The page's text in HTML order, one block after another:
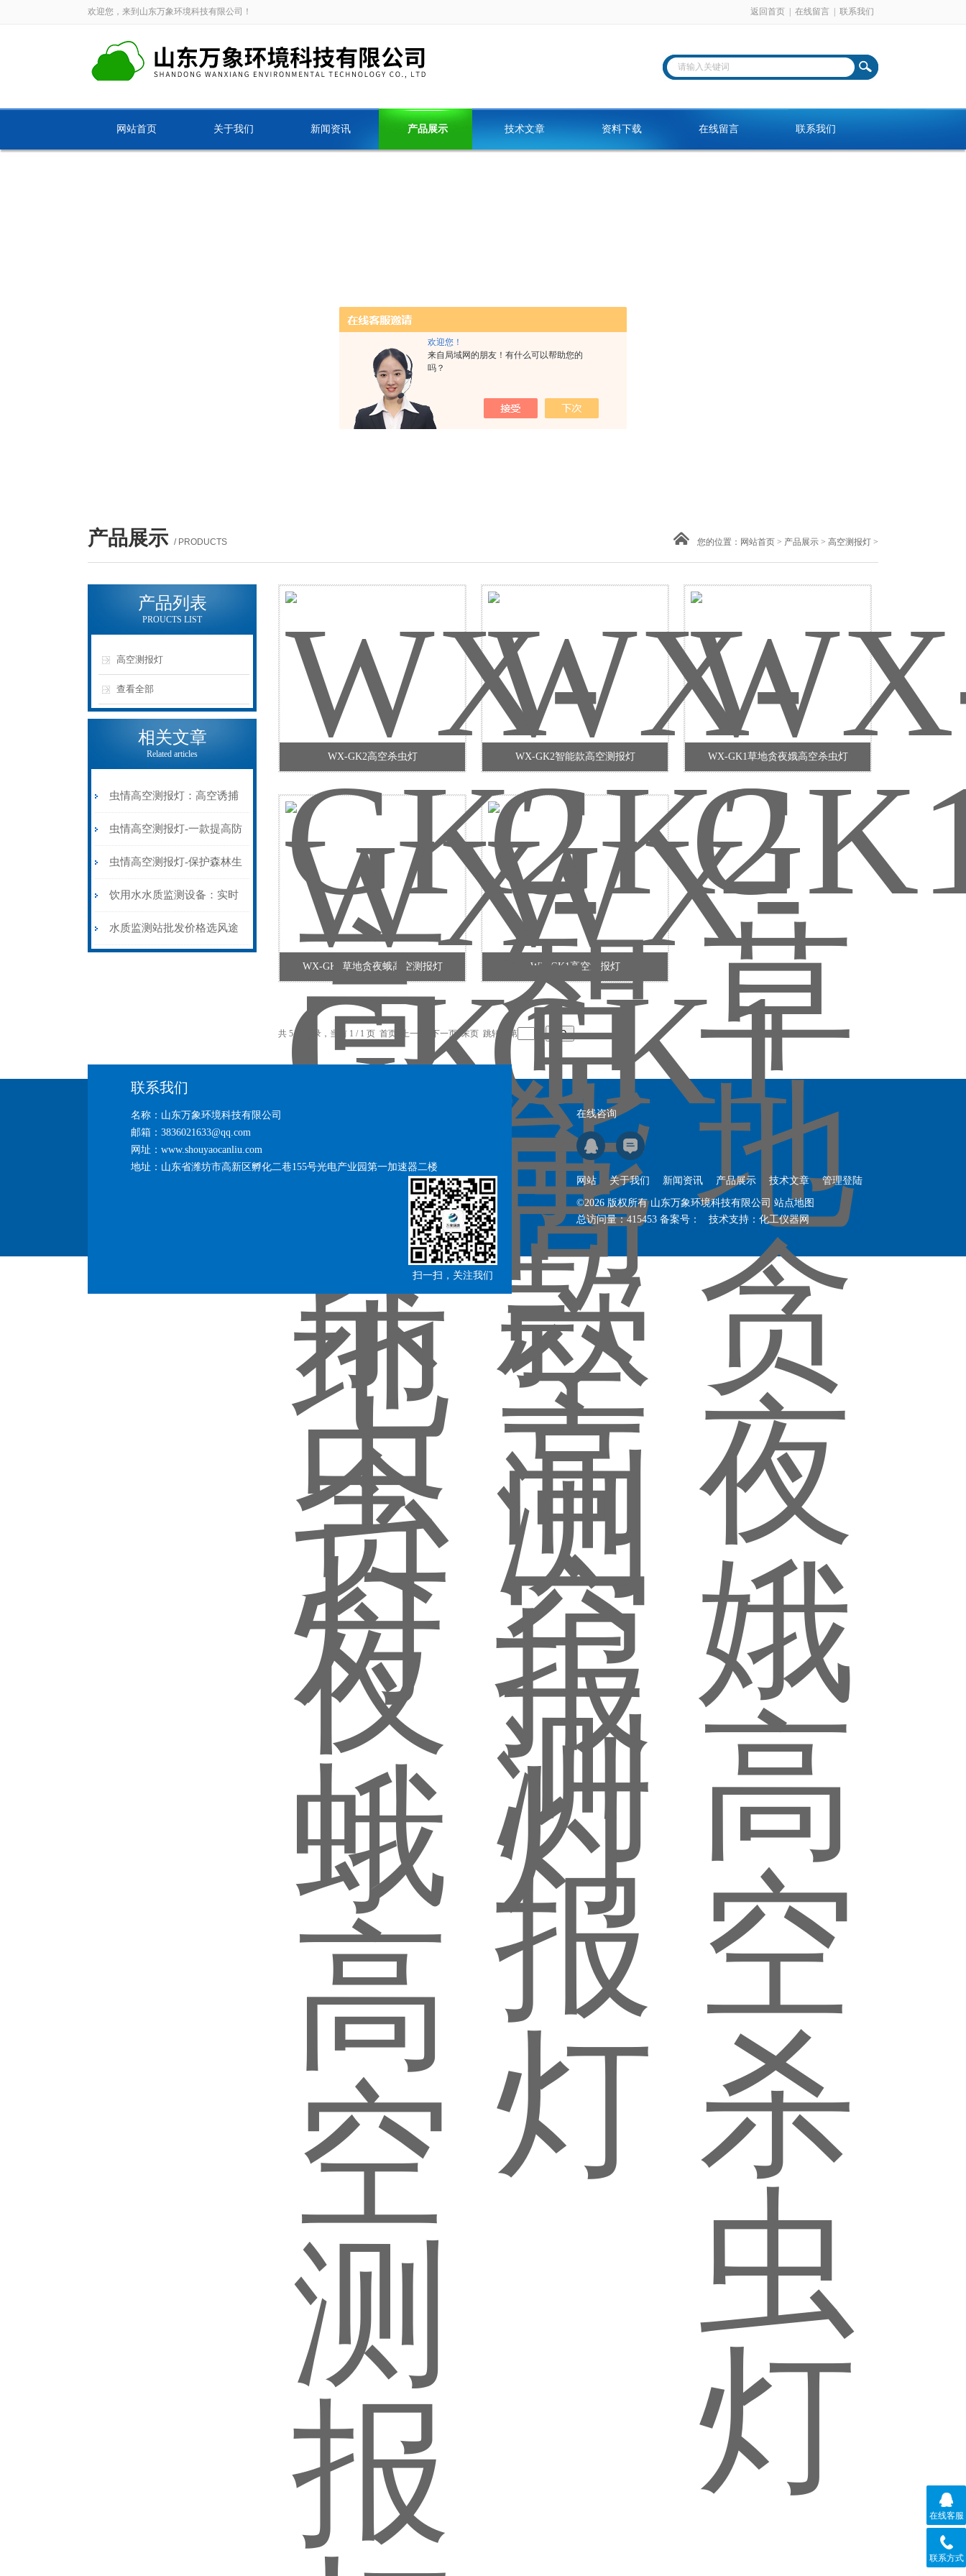
欢迎您！
来自局域网的朋友！有什么可以帮助您的
吗？
欢迎您，来到山东万象环境科技有限公司！ 返回首页 在线留言 联系我们
网站首页 关于我们 新闻资讯 产品展示 技术文章 资料下载 在线留言 联系我们
产品展示 / PRODUCTS 您的位置： 网站首页 > 产品展示 > 高空测报灯 >
产品列表
PROUCTS LIST
高空测报灯
查看全部
相关文章
Related articles
虫情高空测报灯：高空诱捕
监测，防控迁飞虫害
虫情高空测报灯-一款提高防
治的智能虫情监控系统2025
全+境+派+送
虫情高空测报灯-保护森林生
态的可视化虫情测报灯
2025（万象推荐）
饮用水水质监测设备：实时
显曲线，末梢水质有保障
水质监测站批发价格选风途
WX-GK2高空杀虫灯 WX-GK2智能款高空测报灯 WX-GK1草地贪夜娥高空杀虫灯
WX-GK1草地贪夜蛾高空测报灯 WX-GK1高空测报灯
共 5 条记录，当前 1 / 1 页 首页 上一页 下一页 末页 跳转到第 页
联系我们
名称：山东万象环境科技有限公司
邮箱：3836021633@qq.com
网址：www.shouyaocanliu.com
地址：山东省潍坊市高新区孵化二巷155号光电产业园第一加速器二楼
扫一扫，关注我们
在线咨询
网站 关于我们 新闻资讯 产品展示 技术文章 管理登陆
©2026 版权所有 山东万象环境科技有限公司 站点地图
总访问量：415453 备案号： 技术支持： 化工仪器网
在线客服
联系方式